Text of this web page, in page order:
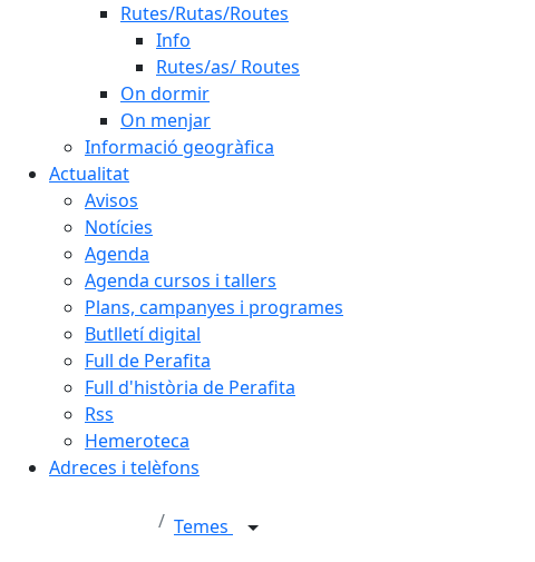
Rutes/Rutas/Routes
Info
Rutes/as/ Routes
On dormir
On menjar
Informació geogràfica
Actualitat
Avisos
Notícies
Agenda
Agenda cursos i tallers
Plans, campanyes i programes
Butlletí digital
Full de Perafita
Full d'història de Perafita
Rss
Hemeroteca
Adreces i telèfons
Temes